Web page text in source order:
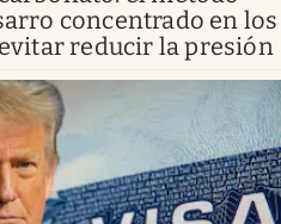
concentrado en los
reducir la presión